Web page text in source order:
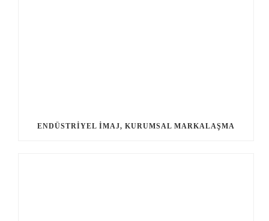
ENDÜSTRIYEL İMAJ, KURUMSAL MARKALAŞMA